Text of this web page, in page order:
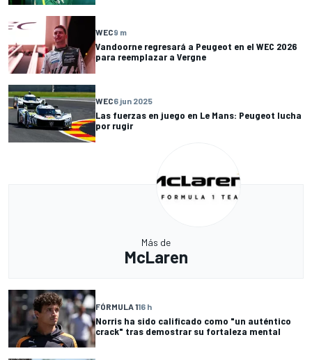
WEC9 m
Vandoorne regresará a Peugeot en el WEC 2026
para reemplazar a Vergne
WEC6 jun 2025
Las fuerzas en juego en Le Mans: Peugeot lucha
por rugir
Más de
McLaren
FÓRMULA 116 h
Norris ha sido calificado como "un auténtico
crack" tras demostrar su fortaleza mental